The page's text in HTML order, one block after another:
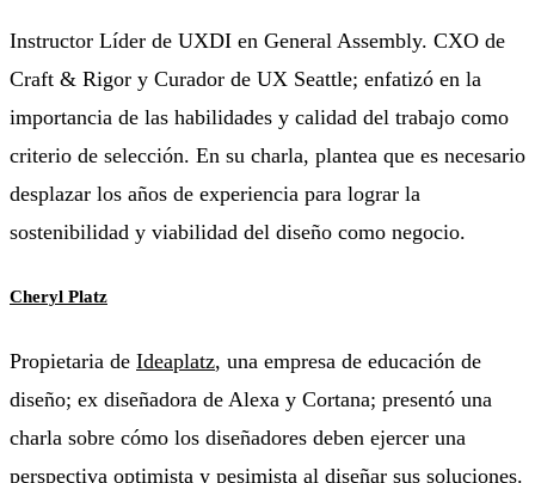
Instructor Líder de UXDI en General Assembly. CXO de
Craft & Rigor y Curador de UX Seattle; enfatizó en la
importancia de las habilidades y calidad del trabajo como
criterio de selección. En su charla, plantea que es necesario
desplazar los años de experiencia para lograr la
sostenibilidad y viabilidad del diseño como negocio.
Cheryl Platz
Propietaria de Ideaplatz, una empresa de educación de
diseño; ex diseñadora de Alexa y Cortana; presentó una
charla sobre cómo los diseñadores deben ejercer una
perspectiva optimista y pesimista al diseñar sus soluciones.